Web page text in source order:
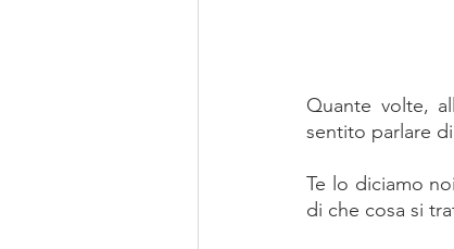
Quante volte,
sentito parlare
Te lo diciamo
di che cosa si